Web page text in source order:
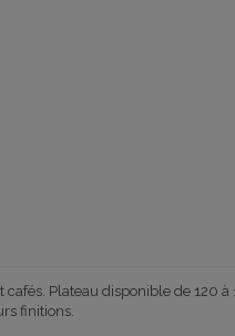
Plateau disponible de 120 à
finitions.